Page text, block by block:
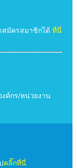
มัครสมาชิกได้ ที่นี่
ค์กร/หน่วยงาน
คลิ๊กที่นี่